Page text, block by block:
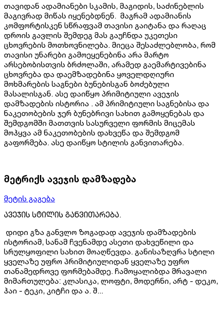
თავიდან ადამიანები სკამის, მაგიდის, საძინებლის
მაგივრად მიწას იყენებდნენ. მაგრამ ადამიანის
კომფორტისკენ სწრაფვამ თავისი გაიტანა და რაღაც
დროის გავლის შემდეგ მას გაუჩნდა უკეთესი
ცხოვრების მოთხოვნილება. მიეცა შესაძლებლობა, რომ
თავისი უნარები გამოეყენებინა არა მარტო
არსებობისთვის ბრძოლაში, არამედ გაემარტივებინა
ცხოვრება და დაემზადებინა ყოველდღიური
მოხმარების საგნები ბუნებისგან ბოძებული
მასალისგან. ასე დაიწყო პრიმიტიული ავეჯის
დამზადების ისტორია . ამ პრიმიტიული საგნებისა და
ნაკეთობების ჯერ ბუნებრივი სახით გამოყენებას და
შემდგომში მათთვის სასურველი ფორმის მიცემას
მოჰყვა ამ ნაკეთობების დახვეწა და შემდგომ
გაფორმება. ასე დაიწყო სტილის განვითარება.
მეტრიქს ავეჯის დამზადება
მეტის გაგება
ავეჯის სტილის განვითარება.
დიდი გზა განვლო ზოგადად ავეჯის დამზადების
ისტორიამ, სანამ ჩვენამდე ასეთი დახვეწილი და
სრულყოფილი სახით მოაღწევდა. განისაზღვრა სტილი
ყველაზე უფრო პრიმიტიულიდან ყველაზე უფრო
თანამედროვე ფორმებამდე. ჩამოყალიბდა მრავალი
მიმართულება: კლასიკა, ლოფტი, მოდერნი, არტ - დეკო,
ჰაი - ტეკი, კიტჩი და ა. შ...